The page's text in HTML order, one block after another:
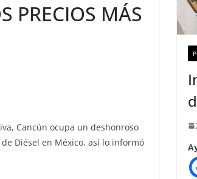
PRECIOS MÁS
Cancún ocupa un deshonroso
Diésel en México, así lo informó